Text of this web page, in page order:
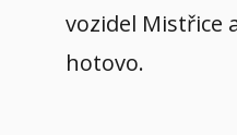
vozidel Mistřice
hotovo.